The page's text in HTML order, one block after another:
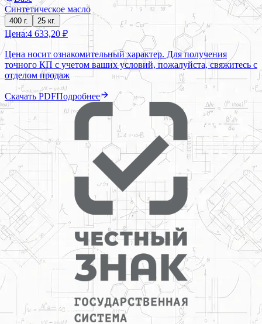
Синтетическое масло
400 г. 25 кг.
Цена:4 633,20 ₽
Цена носит ознакомительный характер. Для получения
точного КП с учетом ваших условий, пожалуйста, свяжитесь с
отделом продаж
Скачать PDFПодробнее